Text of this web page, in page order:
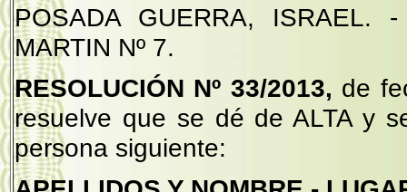
POSADA GUERRA,
MARTIN Nº 7.
RESOLUCIÓN Nº 33/2013, de
resuelve que se dé de ALTA y
persona siguiente: